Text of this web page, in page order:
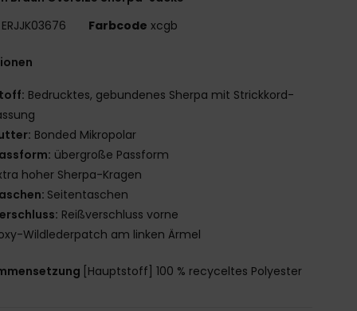
ERJJK03676 Farbcode xcgb
Bedrucktes, gebundenes Sherpa mit Strickkord-
Bonded Mikropolar
übergroße Passform
hoher Sherpa-Kragen
Seitentaschen
Reißverschluss vorne
Wildlederpatch am linken Ärmel
[Hauptstoff] 100 % recyceltes Polyester